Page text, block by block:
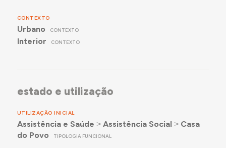
CONTEXTO
Urbano CONTEXTO
Interior CONTEXTO
estado e utilização
UTILIZAÇÃO INICIAL
Assistência e Saúde ˃ Assistência Social ˃ Casa
do Povo
TIPOLOGIA FUNCIONAL